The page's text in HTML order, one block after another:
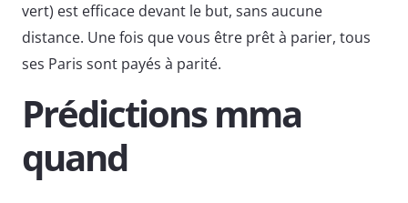
vert) est efficace devant le but, sans aucune
distance. Une fois que vous être prêt à parier, tous
ses Paris sont payés à parité.
Prédictions mma
quand